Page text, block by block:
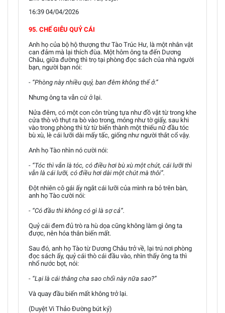
16:39 04/04/2026
95. CHẾ GIỄU QUỶ CÁI
Anh họ của bộ hộ thượng thư Tào Trúc Hư, là một nhân vật
can đảm mà lại thích đùa. Một hôm ông ta đến Dương
Châu, giữa đường thì trọ tại phòng đọc sách của nhà người
bạn, người bạn nói:
- “Phòng này nhiều quỷ, ban đêm không thể ở.”
Nhưng ông ta vẫn cứ ở lại.
Nửa đêm, có một con côn trùng tựa như đồ vật từ trong khe
cửa thò vô thụt ra bò vào trong, mỏng như tờ giấy, sau khi
vào trong phòng thì từ từ biến thành một thiếu nữ đầu tóc
bù xù, lè cái lưỡi dài mấy tấc, giống như người thắt cổ vậy.
Anh họ Tào nhìn nó cười nói:
- “Tóc thì vẫn là tóc, có điều hơi bù xù một chút, cái lưỡi thì
vẫn là cái lưỡi, có điều hơi dài một chút mà thôi”.
Đột nhiên cô gái ấy ngắt cái lưỡi của mình ra bỏ trên bàn,
anh họ Tào cười nói:
- “Có đầu thì không có gì là sợ cả”.
Quỷ cái đem đủ trò ra hù dọa cũng không làm gì ông ta
được, nên hóa thân biến mất.
Sau đó, anh họ Tào từ Dương Châu trở về, lại trú nơi phòng
đọc sách ấy, quỷ cái thò cái đầu vào, nhìn thấy ông ta thì
nhổ nước bọt, nói:
- “Lại là cái thằng cha sao chổi này nữa sao?”
Và quay đầu biến mất không trở lại.
(Duyệt Vi Thảo Đường bút ký)